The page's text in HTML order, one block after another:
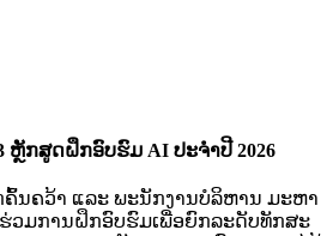
ຫຼັກສູດຝຶກອົບຮົມ AI ປະຈຳປີ 2026
ຄົ້ນຄວ້າ ແລະ ພະນັກງານບໍລິຫານ ມະຫາ
ວມການຝຶກອົບຮົມເພື່ອຍົກລະດັບທັກສະ